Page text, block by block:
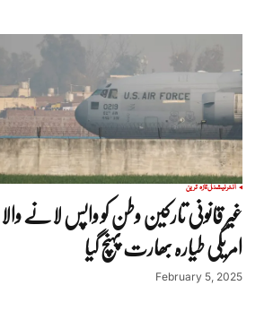
انٹرنیشنلتازہ ترین
غیر قانونی تارکین وطن کو واپس لانے والا
امریکی طیارہ بھارت پہنچ گیا
February 5, 2025